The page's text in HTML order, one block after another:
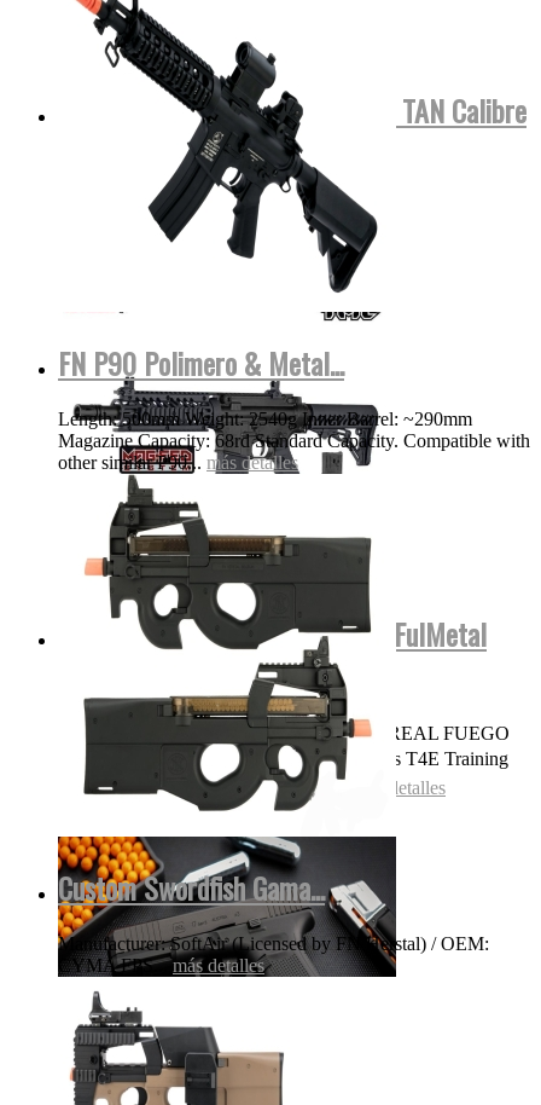
Tippmann TMC COLOR NEGRA o TAN Calibre
MOSTRAR VIDEO más detalles
Glock17 Gen5 Cerficacion Glock FulMetal
OJO NADA DE POLVORA SONIDO REAL FUEGO
FOGUEO ILEGAL👌 Las replicas pistolas T4E Training
for Engagement te permiten entrenar...
más detalles
FN P90 Polimero & Metal...
Length: 500mm Weight: 2540g Inner Barrel: ~290mm
Magazine Capacity: 68rd Standard Capacity. Compatible with
other similar P90... más detalles
Custom Swordfish Gama...
Manufacturer: SoftAir (Licensed by FN Herstal) / OEM:
CYMA FPS...más detalles